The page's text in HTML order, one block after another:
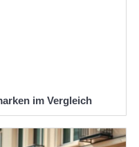
im Vergleich